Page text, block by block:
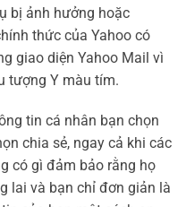
bị ảnh hưởng hoặc
thức của Yahoo có
giao diện Yahoo Mail vì
tượng Y màu tím.
tin cá nhân bạn chọn
chia sẻ, ngay cả khi các
có gì đảm bảo rằng họ
lai và bạn chỉ đơn giản là